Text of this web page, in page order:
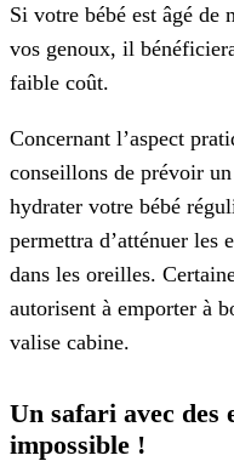
Si votre bébé est âgé de
vos genoux, il
faible coût.
Concernant l’aspect
conseillons de prévoir
hydrater votre bébé
permettra d’atténuer les
dans les oreilles.
autorisent à emporter à
valise cabine.
Un safari avec des
impossible !